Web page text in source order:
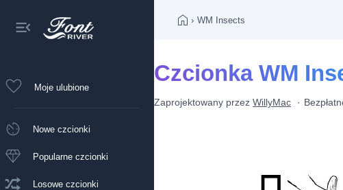
Moje ulubione
Nowe czcionki
Popularne czcionki
Losowe czcionki
› WM Insects
Czcionka WM
Zaprojektowany przez WillyMac